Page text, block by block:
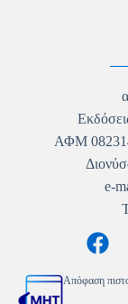
ΑΦΜ
e-
Απόφαση